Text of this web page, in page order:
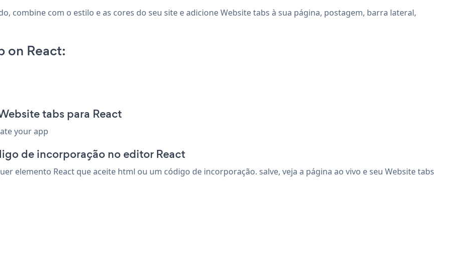
combine com o estilo e as cores do seu site e adicione Website tabs à sua página, postagem, barra lateral,
on React:
tabs para React
your app
de incorporação no editor React
elemento React que aceite html ou um código de incorporação. salve, veja a página ao vivo e seu Website tabs